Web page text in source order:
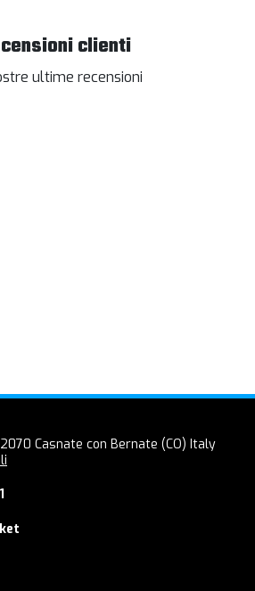
clienti
ultime recensioni
Casnate con Bernate (CO) Italy